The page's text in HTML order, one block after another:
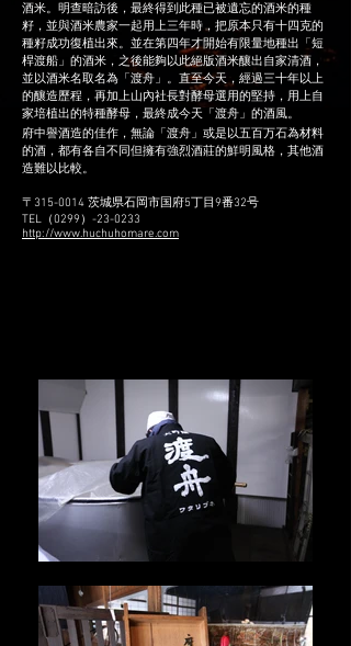
酒米。明查暗訪後，最終得到此種已被遺忘的酒米的種
籽，並與酒米農家一起用上三年時，把原本只有十四克的
種籽成功復植出來。並在第四年才開始有限量地種出 「短
桿渡船」的酒米，之後能夠以此絕版酒米釀出自家清酒，
並以酒米名取名為「渡舟」。直至今天，經過三十年以上
的釀造歷程，再加上山內社長對酵母選用的堅持，用上自
家培植出的特種酵母，最終成今天「渡舟」的酒風。
府中譽酒造的佳作， 無論「渡舟」或是以五百万石為材料
的酒，都有各自不同但擁有強烈酒莊的鮮明風格，其他酒
造難以比較。
〒315-0014 茨城県石岡市国府5丁目9番32号
TEL（0299）-23-0233
http://www.huchuhomare.com